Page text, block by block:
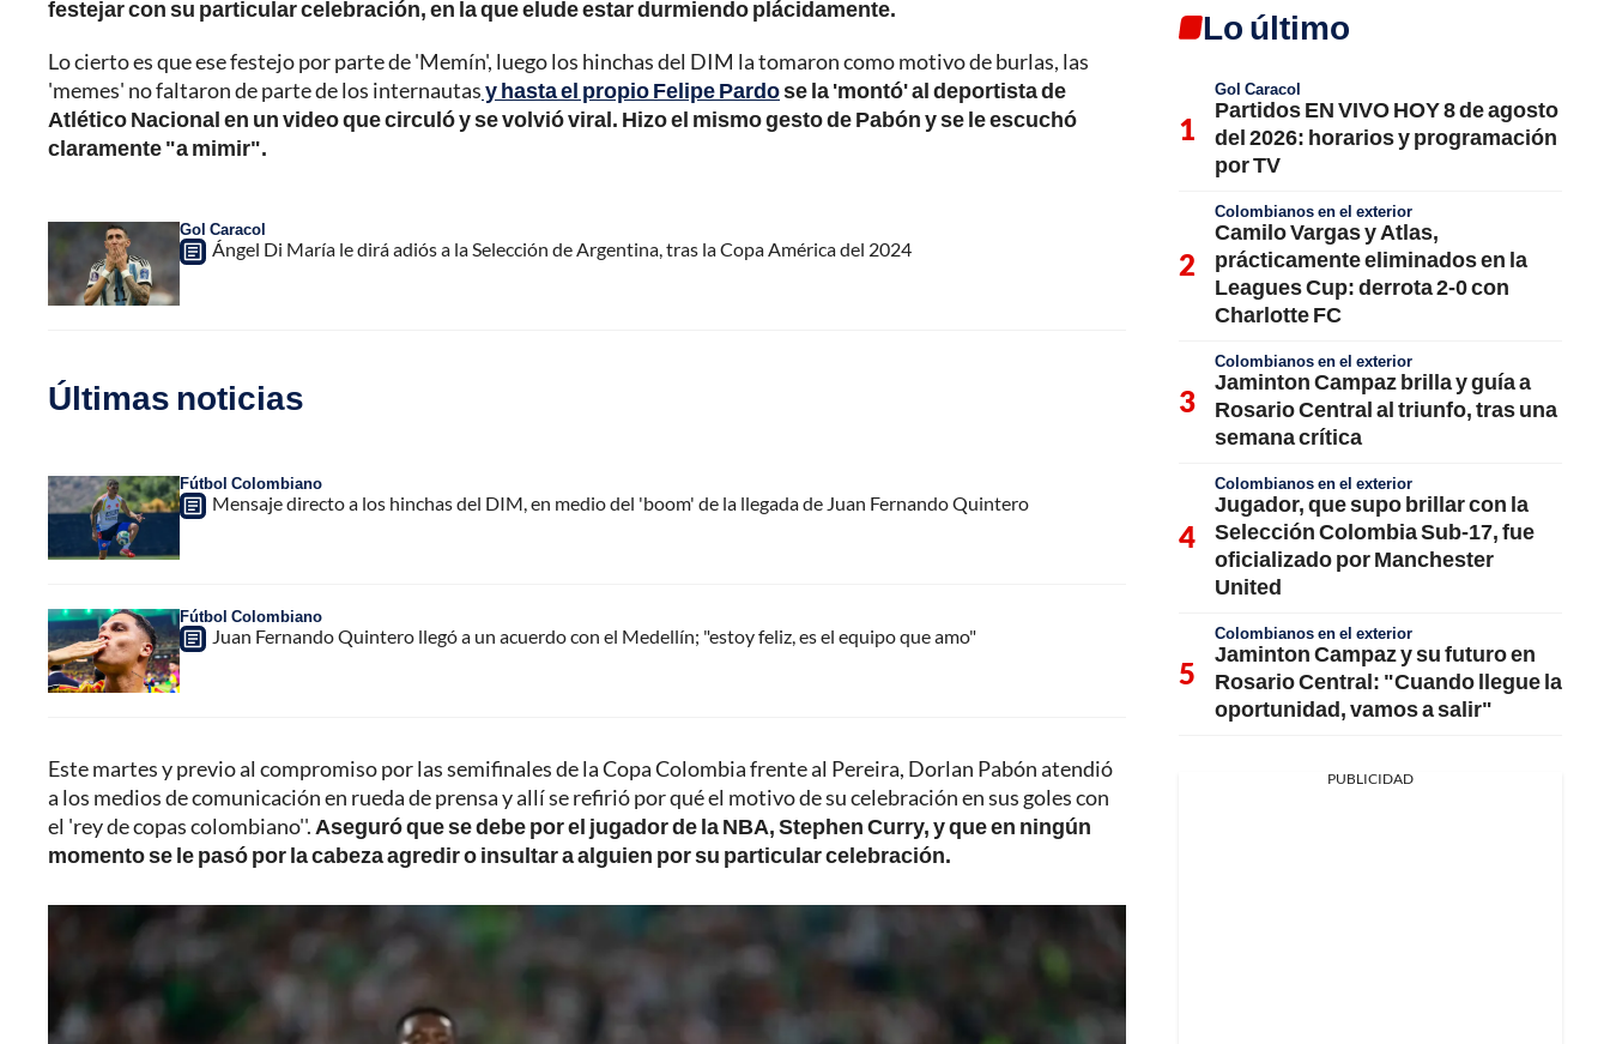
festejar con su particular celebración, en la que elude estar durmiendo plácidamente.
Lo cierto es que ese festejo por parte de 'Memín', luego los hinchas del DIM la tomaron como motivo de burlas, las
'memes' no faltaron de parte de los internautasy hasta el propio Felipe Pardose la 'montó' al deportista de
Atlético Nacional en un video que circuló y se volvió viral. Hizo el mismo gesto de Pabón y se le escuchó
claramente "a mimir".
Gol Caracol
Ángel Di María le dirá adiós a la Selección de Argentina, tras la Copa América del 2024
Últimas noticias
Fútbol Colombiano
Mensaje directo a los hinchas del DIM, en medio del 'boom' de la llegada de Juan Fernando Quintero
Fútbol Colombiano
Juan Fernando Quintero llegó a un acuerdo con el Medellín; "estoy feliz, es el equipo que amo"
Este martes y previo al compromiso por las semifinales de la Copa Colombia frente al Pereira, Dorlan Pabón atendió
a los medios de comunicación en rueda de prensa y allí se refirió por qué el motivo de su celebración en sus goles con
el 'rey de copas colombiano''. Aseguró que se debe por el jugador de la NBA, Stephen Curry, y que en ningún
momento se le pasó por la cabeza agredir o insultar a alguien por su particular celebración.
Lo último
Gol Caracol
Partidos EN VIVO HOY 8 de agosto
del 2026: horarios y programación
por TV
Colombianos en el exterior
Camilo Vargas y Atlas,
prácticamente eliminados en la
Leagues Cup: derrota 2-0 con
Charlotte FC
Colombianos en el exterior
Jaminton Campaz brilla y guía a
Rosario Central al triunfo, tras una
semana crítica
Colombianos en el exterior
Jugador, que supo brillar con la
Selección Colombia Sub-17, fue
oficializado por Manchester
United
Colombianos en el exterior
Jaminton Campaz y su futuro en
Rosario Central: "Cuando llegue la
oportunidad, vamos a salir"
PUBLICIDAD